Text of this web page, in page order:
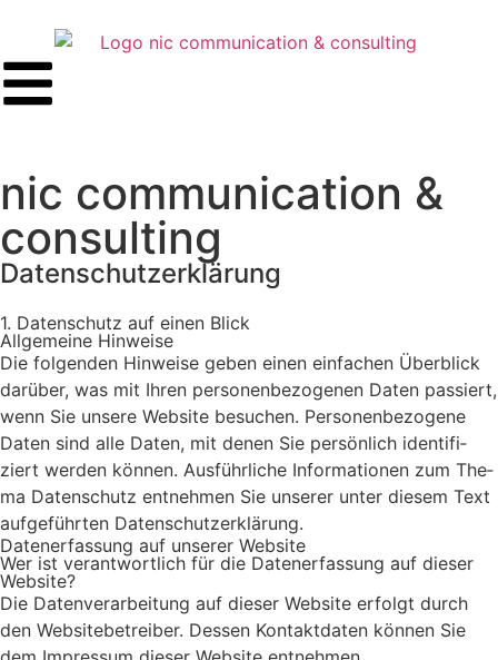
nic communication &
consulting
Datenschutzerklärung
1. Daten­schutz auf einen Blick
All­ge­mei­ne Hin­wei­se
Die fol­gen­den Hin­wei­se geben einen ein­fa­chen Über­blick
dar­über, was mit Ihren per­so­nen­be­zo­ge­nen Daten pas­siert,
wenn Sie unse­re Web­site besu­chen. Per­so­nen­be­zo­ge­ne
Daten sind alle Daten, mit denen Sie per­sön­lich iden­ti­fi­
ziert wer­den kön­nen. Aus­führ­li­che Infor­ma­tio­nen zum The­
ma Daten­schutz ent­neh­men Sie unse­rer unter die­sem Text
auf­ge­führ­ten Daten­schutz­er­klä­rung.
Daten­er­fas­sung auf unse­rer Web­site
Wer ist ver­ant­wort­lich für die Daten­er­fas­sung auf die­ser
Web­site?
Die Daten­ver­ar­bei­tung auf die­ser Web­site erfolgt durch
den Web­site­be­trei­ber. Des­sen Kon­takt­da­ten kön­nen Sie